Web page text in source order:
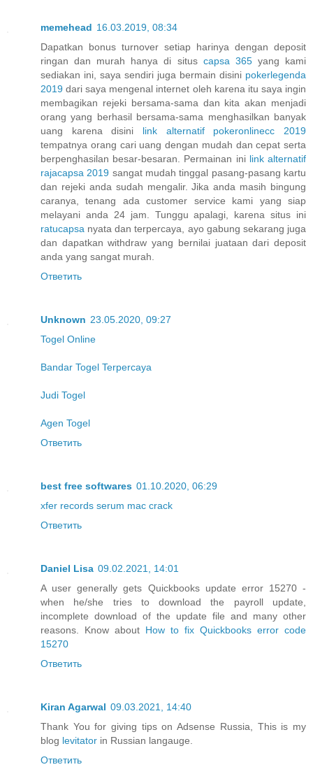
memehead 16.03.2019, 08:34
Dapatkan bonus turnover setiap harinya dengan deposit
ringan dan murah hanya di situs capsa 365yang kami
sediakan ini, saya sendiri juga bermain disini pokerlegenda
2019 dari saya mengenal internet oleh karena itu saya ingin
membagikan rejeki bersama-sama dan kita akan menjadi
orang yang berhasil bersama-sama menghasilkan banyak
uang karena disini link alternatif pokeronlinecc 2019
tempatnya orang cari uang dengan mudah dan cepat serta
berpenghasilan besar-besaran. Permainan ini link alternatif
rajacapsa 2019 sangat mudah tinggal pasang-pasang kartu
dan rejeki anda sudah mengalir. Jika anda masih bingung
caranya, tenang ada customer service kami yang siap
melayani anda 24 jam. Tunggu apalagi, karena situs ini
ratucapsa nyata dan terpercaya, ayo gabung sekarang juga
dan dapatkan withdraw yang bernilai juataan dari deposit
anda yang sangat murah.
Ответить
Unknown 23.05.2020, 09:27
Togel Online
Bandar Togel Terpercaya
Judi Togel
Agen Togel
Ответить
best free softwares 01.10.2020, 06:29
xfer records serum mac crack
Ответить
Daniel Lisa 09.02.2021, 14:01
A user generally gets Quickbooks update error 15270 -
when he/she tries to download the payroll update,
incomplete download of the update file and many other
reasons. Know about How to fix Quickbooks error code
15270
Ответить
Kiran Agarwal 09.03.2021, 14:40
Thank You for giving tips on Adsense Russia, This is my
blog levitator in Russian langauge.
Ответить